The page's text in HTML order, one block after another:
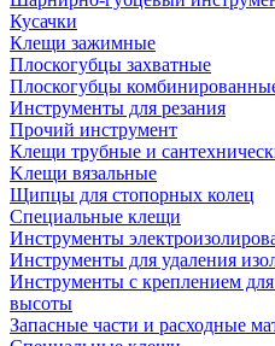
Кусачки
Клещи зажимные
Плоскогубцы захватные
Плоскогубцы
Инструменты для резания
Прочий инструмент
Клещи трубные и
Kлещи вязальные
Щипцы для стопорных колец
Специальные клещи
Инструменты
Инструменты для удаления
Инструменты с креплением для
высоты
Запасные части и расходные